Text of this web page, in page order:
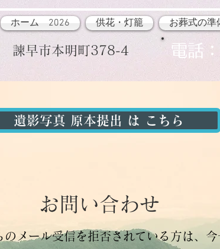
ホーム 2026 供花・灯籠 お葬式の準
諫早市本明町378-4 電話
遺影写真 原本提出 は こちら
​お問い合わせ
メール受信を拒否されている方は、